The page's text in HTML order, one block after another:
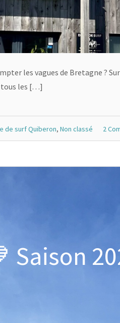
les vagues de Bretagne ?
tous les […]
de surf Quiberon, Non classé 2
Saison